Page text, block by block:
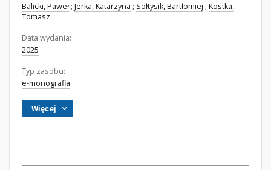
Balicki, Paweł ; Jerka, Katarzyna ; Sołtysik, Bartłomiej ; Kostka,
Tomasz
Data wydania:
2025
Typ zasobu:
e-monografia
Więcej